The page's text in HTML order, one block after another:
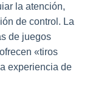
la atención,
de control. La
de juegos
«tiros
experiencia de